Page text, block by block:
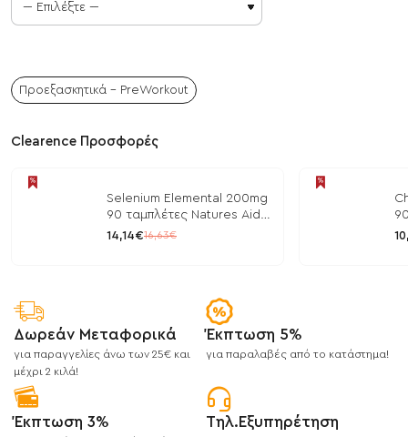
Προεξασκητικά - PreWorkout
Clearence Προσφορές
Selenium Elemental 200mg
90 ταμπλέτες Natures Aid
/ Μέταλλα
14,14€16,63€
/
Δωρεάν Μεταφορικά
για παραγγελίες άνω των 25€ και
μέχρι 2 κιλά!
Έκπτωση 5%
για παραλαβές από το κατάστημα!
Έκπτωση 3% Τηλ.Εξυπηρέτηση